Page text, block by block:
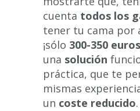
cuenta todos los
tener tu cama por
¡sólo 300-350 euros
una solución
práctica, que te
mismas
un coste reducido.